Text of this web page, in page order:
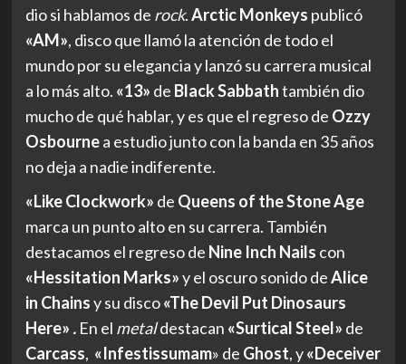
dio si hablamos de rock.Arctic Monkeys publicó
«AM», disco que llamó la atención de todo el
mundo por su elegancia y lanzó su carrera musical
a lo más alto. «13» de Black Sabbathtambién dio
mucho de qué hablar, y es que el regreso de Ozzy
Osbournea estudio junto con la banda en 35 años
no deja a nadie indiferente.
«Like Clockwork» de Queens of the Stone Age
marca un punto alto en su carrera. También
destacamos el regreso de Nine Inch Nails con
«Hessitation Marks»y el oscuro sonido deAlice
in Chainsy su disco«The Devil Put Dinosaurs
Here» .En el metaldestacan «Surtical Steel» de
Carcass, «Infestissumam» de Ghost, y«Deceiver